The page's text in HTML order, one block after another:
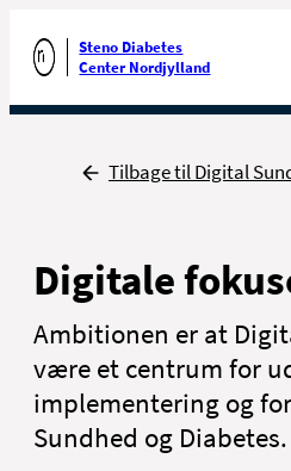
Gå til forsiden
Steno Diabetes
Center Nordjylland
Tilbage
Tilbage til Digital
Digitale
Ambitionen er at
være et centrum for
implementering og
Sundhed og Diabetes.